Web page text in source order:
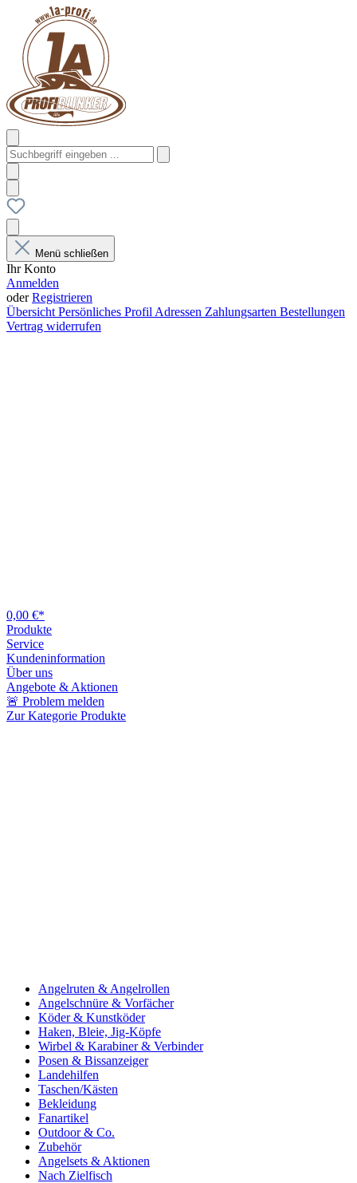
Menü schließen
Ihr Konto
Anmelden
oderRegistrieren
Übersicht Persönliches Profil Adressen Zahlungsarten Bestellungen
Vertrag widerrufen
0,00 €*
Produkte
Service
Kundeninformation
Über uns
Angebote & Aktionen
🚨 Problem melden
Zur Kategorie Produkte
Angelruten & Angelrollen
Angelschnüre & Vorfächer
Köder & Kunstköder
Haken, Bleie, Jig-Köpfe
Wirbel & Karabiner & Verbinder
Posen & Bissanzeiger
Landehilfen
Taschen/Kästen
Bekleidung
Fanartikel
Outdoor & Co.
Zubehör
Angelsets & Aktionen
Nach Zielfisch